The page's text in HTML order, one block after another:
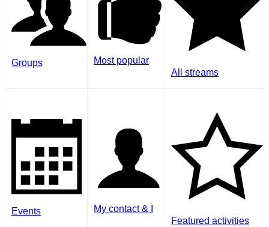
Groups
Most popular
All streams
Events
My contact & I
Featured activities